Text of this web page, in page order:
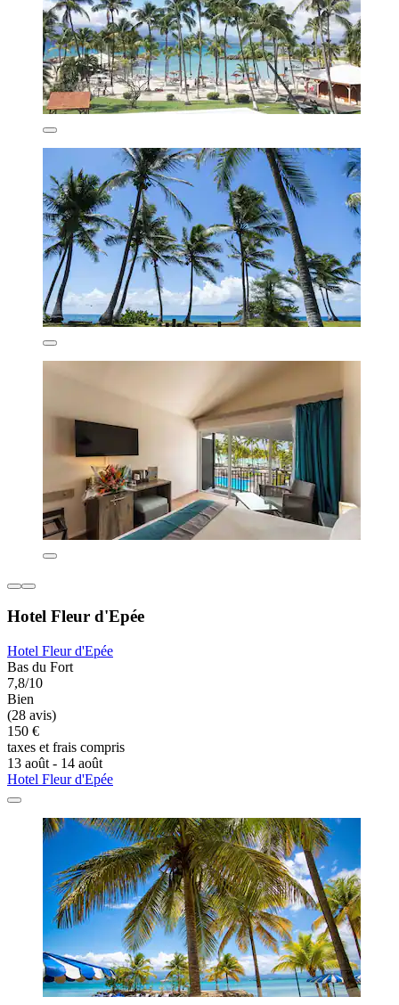
Hotel Fleur d'Epée
Hotel Fleur d'Epée
Bas du Fort
7,8/10
Bien
(28 avis)
150 €
taxes et frais compris
13 août - 14 août
Hotel Fleur d'Epée